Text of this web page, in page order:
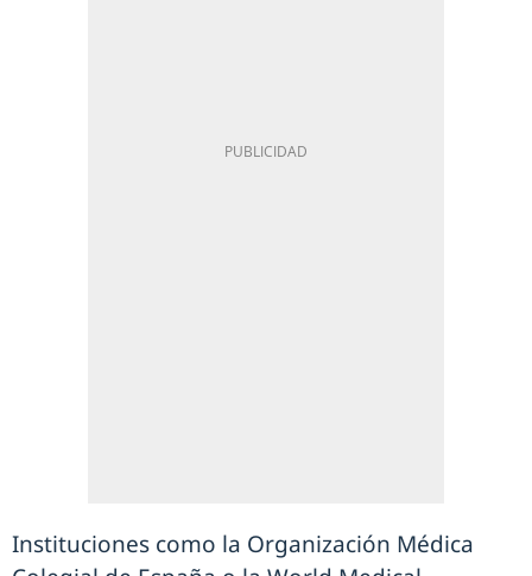
Instituciones como la Organización Médica